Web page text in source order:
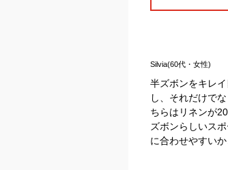
Silvia(60代・女性)
半ズボンをキレ
し、それだけで
ちらはリネンが
ズボンらしいス
に合わせやすいか